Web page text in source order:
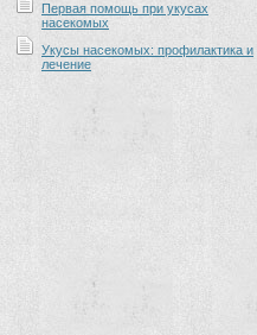
Первая помощь при укусах
насекомых
Укусы насекомых: профилактика и
лечение